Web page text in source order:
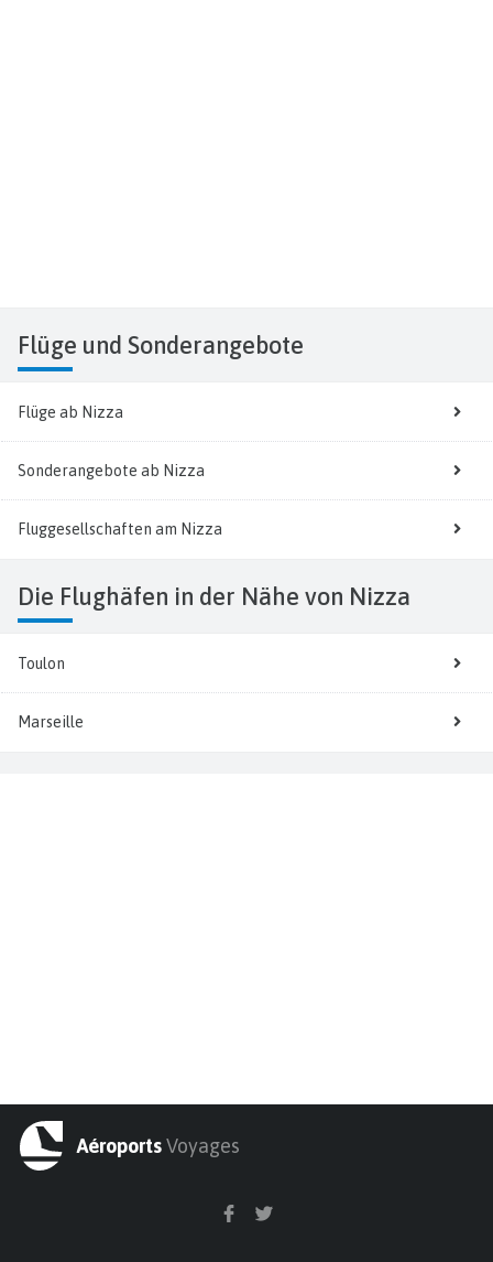
Flüge und Sonderangebote
Flüge ab Nizza
Sonderangebote ab Nizza
Fluggesellschaften am Nizza
Die Flughäfen in der Nähe von Nizza
Toulon
Marseille
AéroportsVoyages